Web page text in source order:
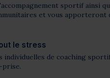
sportif ainsi
et vous apporteront
le stress
individuelles de coaching
prise.